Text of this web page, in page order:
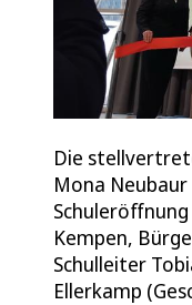
Die
Mona Neubaur
Kempen,
Schulleiter
Ellerkamp